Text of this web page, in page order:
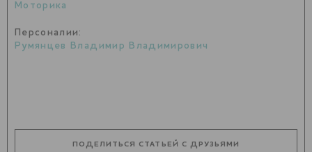
Моторика
Персоналии:
Румянцев Владимир Владимирович
ПОДЕЛИТЬСЯ СТАТЬЕЙ С ДРУЗЬЯМИ